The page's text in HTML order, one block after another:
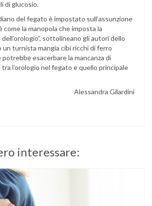
di glucosio.
del fegato è impostato sull’assunzione
come la manopola che imposta la
sottolineano gli autori dello
un turnista mangia cibi ricchi di ferro
esacerbare la mancanza di
tra l’orologio nel fegato e quello principale
Alessandra Gilardini
interessare: